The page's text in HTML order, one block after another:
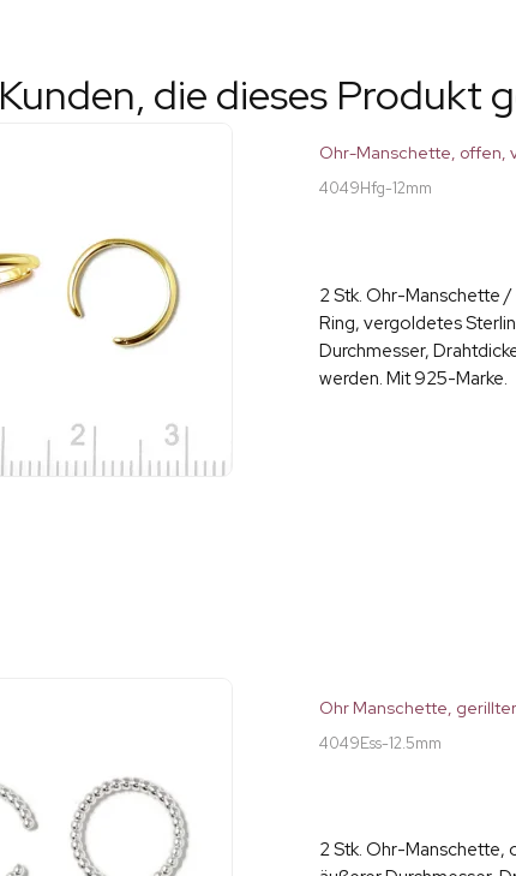
Kunden, die dieses Produkt
Ohr-Manschette, offen,
4049Hfg-12mm
2 Stk. Ohr-Manschette
Ring, vergoldetes
Durchmesser,
werden. Mit 925-Marke.
Ohr Manschette, gerillter
4049Ess-12.5mm
2 Stk. Ohr-Manschette,